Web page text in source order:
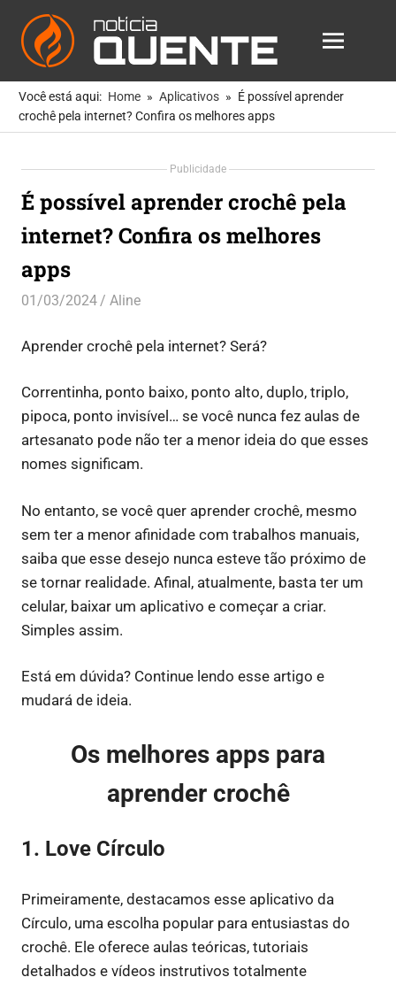
Skip
content
Notícia
Quente
Notícias
Mais
Quentes
Você
MENU
Você está aqui: Home Aplicativos
É possível aprender
crochê pela internet? Confira os melhores apps
Publicidade
É possível aprender crochê pela
internet? Confira os melhores
apps
01/03/2024 Aline
Aprender crochê pela internet? Será?
Correntinha, ponto baixo, ponto alto, duplo, triplo,
pipoca, ponto invisível… se você nunca fez aulas de
artesanato pode não ter a menor ideia do que esses
nomes significam.
No entanto, se você quer aprender crochê, mesmo
sem ter a menor afinidade com trabalhos manuais,
saiba que esse desejo nunca esteve tão próximo de
se tornar realidade. Afinal, atualmente, basta ter um
celular, baixar um aplicativo e começar a criar.
Simples assim.
Está em dúvida? Continue lendo esse artigo e
mudará de ideia.
Os melhores apps para
aprender crochê
1. Love Círculo
Primeiramente, destacamos esse aplicativo da
Círculo, uma escolha popular para entusiastas do
crochê. Ele oferece aulas teóricas, tutoriais
detalhados e vídeos instrutivos totalmente